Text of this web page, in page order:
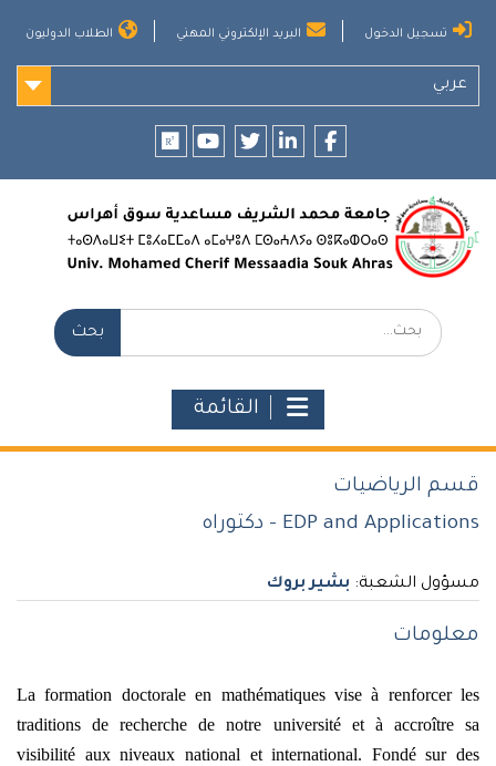
تسجيل الدخول البريد الإلكتروني المهني الطلاب الدوليون
عربي
بحث:
القائمة
قسم الرياضيات
EDP ​​and Applications - دكتوراه
مسؤول الشعبة: بشير بروك
معلومات
La formation doctorale en mathématiques vise à renforcer les
traditions de recherche de notre université et à accroître sa
visibilité aux niveaux national et international. Fondé sur des